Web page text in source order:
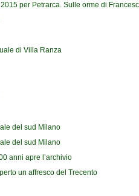
per Petrarca. Sulle orme di
di Villa Ranza
del sud Milano
del sud Milano
anni apre l’archivio
un affresco del Trecento